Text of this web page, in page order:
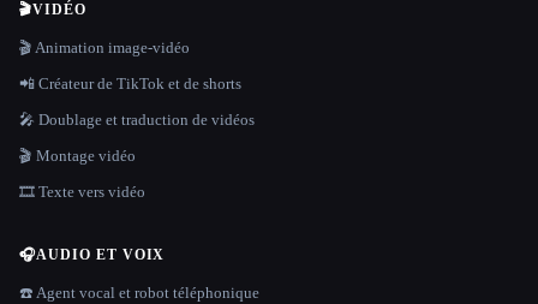
🎬VIDÉO
🎬 Animation image-vidéo
📲 Créateur de TikTok et de shorts
🎤 Doublage et traduction de vidéos
🎬 Montage vidéo
🎞️ Texte vers vidéo
🎧AUDIO ET VOIX
☎️ Agent vocal et robot téléphonique